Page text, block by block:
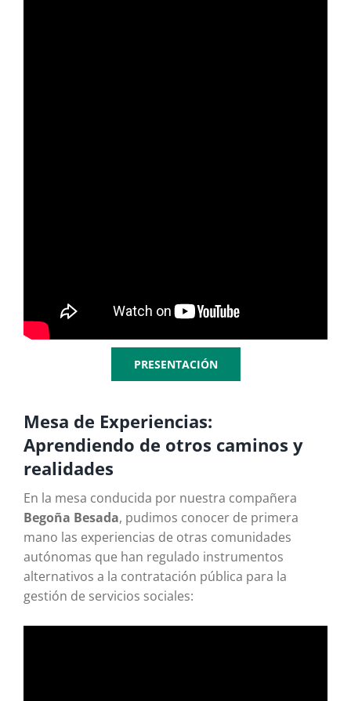
PRESENTACIÓN
Mesa de Experiencias:
Aprendiendo de otros caminos y
realidades
En la mesa conducida por nuestra compañera
Begoña Besada, pudimos conocer de primera
mano las experiencias de otras comunidades
autónomas que han regulado instrumentos
alternativos a la contratación pública para la
gestión de servicios sociales: